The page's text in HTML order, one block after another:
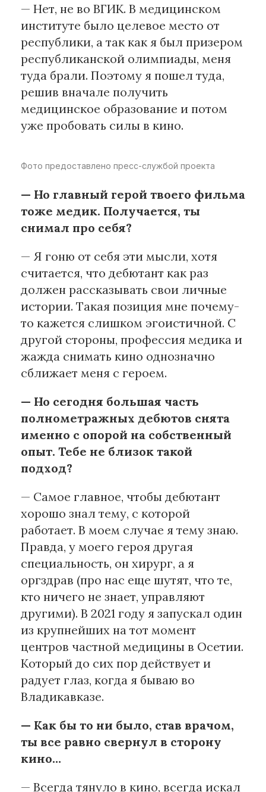
— Нет, не во ВГИК. В медицинском
институте было целевое место от
республики, а так как я был призером
республиканской олимпиады, меня
туда брали. Поэтому я пошел туда,
решив вначале получить
медицинское образование и потом
уже пробовать силы в кино.
Фото предоставлено пресс-службой проекта
— Но главный герой твоего фильма
тоже медик. Получается, ты
снимал про себя?
— Я гоню от себя эти мысли, хотя
считается, что дебютант как раз
должен рассказывать свои личные
истории. Такая позиция мне почему-
то кажется слишком эгоистичной. С
другой стороны, профессия медика и
жажда снимать кино однозначно
сближает меня с героем.
— Но сегодня большая часть
полнометражных дебютов снята
именно с опорой на собственный
опыт. Тебе не близок такой
подход?
— Самое главное, чтобы дебютант
хорошо знал тему, с которой
работает. В моем случае я тему знаю.
Правда, у моего героя другая
специальность, он хирург, а я
оргздрав (про нас еще шутят, что те,
кто ничего не знает, управляют
другими). В 2021 году я запускал один
из крупнейших на тот момент
центров частной медицины в Осетии.
Который до сих пор действует и
радует глаз, когда я бываю во
Владикавказе.
— Как бы то ни было, став врачом,
ты все равно свернул в сторону
кино…
— Всегда тянуло в кино, всегда искал